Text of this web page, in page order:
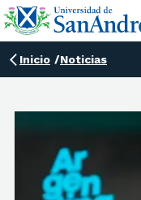
Inicio /Noticias